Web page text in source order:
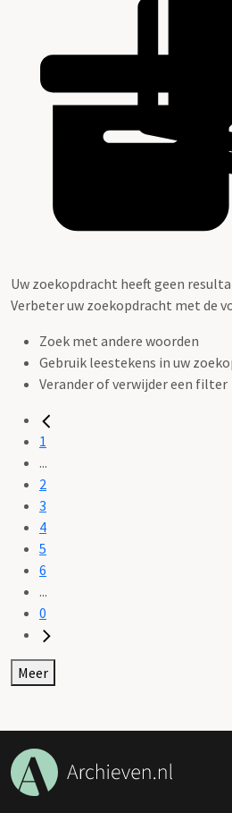
Uw zoekopdracht heeft geen
Verbeter uw zoekopdracht met de
Zoek met andere woorden
Gebruik leestekens in uw
Verander of verwijder een filter
1
...
2
3
4
5
6
...
0
Meer